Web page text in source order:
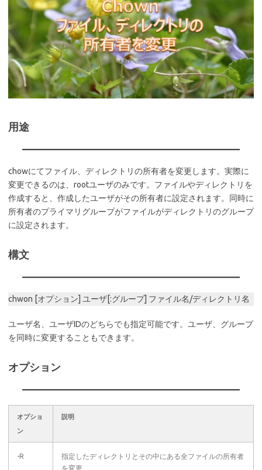
用途
chowにてファイル、ディレクトリの所有者を変更します。実際に
変更できるのは、rootユーザのみです。ファイルやディレクトリを
作成すると、作成したユーザがその所有者に設定されます。同時に
所有者のプライマリグループがファイルがディレクトリのグループ
に設定されます。
構文
chwon [オプション] ユーザ[:グループ] ファイル名/ディレクトリ名
ユーザ名、ユーザIDのどちらでも指定可能です。ユーザ、グループ
を同時に変更することもできます。
オプション
オプショ
ン
説明
-R
指定したディレクトリとその中にある全ファイルの所有者
を変更